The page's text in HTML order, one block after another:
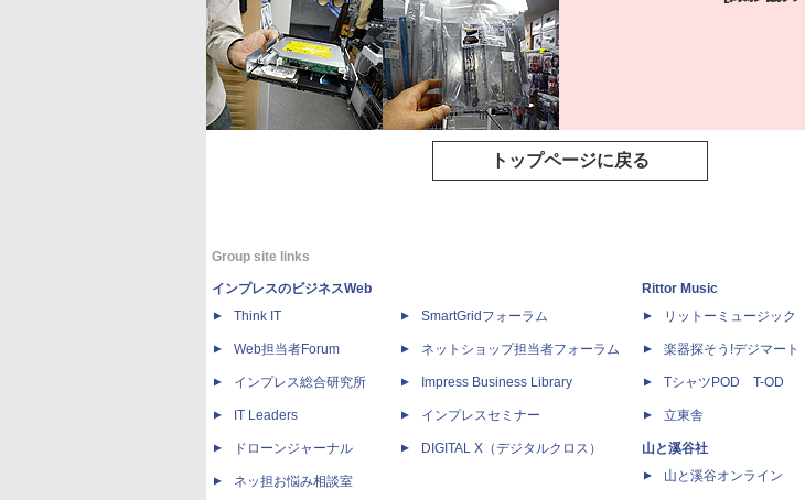
トップページに戻る
Group site links
インプレスのビジネスWeb
Think IT
Web担当者Forum
インプレス総合研究所
IT Leaders
ドローンジャーナル
ネッ担お悩み相談室
SmartGridフォーラム
ネットショップ担当者フォーラム
Impress Business Library
インプレスセミナー
DIGITAL X（デジタルクロス）
Rittor Music
リットーミュージック
楽器探そう!デジマート
TシャツPOD T-OD
立東舎
山と溪谷社
山と溪谷オンライン